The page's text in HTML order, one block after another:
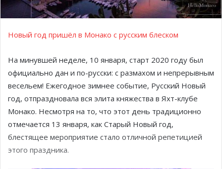
Новый год пришёл в Монако с русским блеском
На минувшей неделе, 10 января, старт 2020 году был
официально дан и по-русски: с размахом и непрерывным
весельем! Ежегодное зимнее событие, Русский Новый
год, отпраздновала вся элита княжества в Яхт-клубе
Монако. Несмотря на то, что этот день традиционно
отмечается 13 января, как Старый Новый год,
блестящее мероприятие стало отличной репетицией
этого праздника.